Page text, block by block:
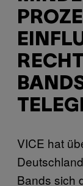
VICE hat
Bands sich